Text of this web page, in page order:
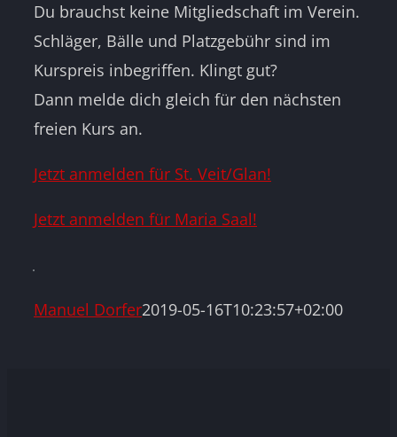
Du brauchst keine Mitgliedschaft im Verein.
Schläger, Bälle und Platzgebühr sind im
Kurspreis inbegriffen. Klingt gut?
Dann melde dich gleich für den nächsten
freien Kurs an.
Jetzt anmelden für St. Veit/Glan!
Jetzt anmelden für Maria Saal!
Manuel Dorfer2019-05-16T10:23:57+02:00